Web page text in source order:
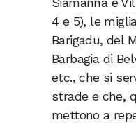
4 e 5), le
Barigadu, del
Barbagia di
etc., che si
strade e che,
mettono a